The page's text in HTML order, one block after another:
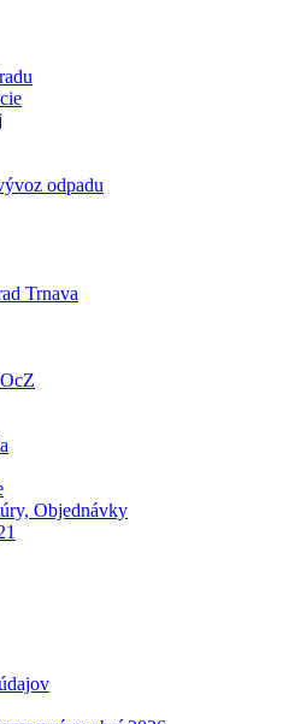
odpadu
Trnava
Objednávky